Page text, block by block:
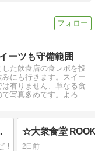
ーツも守備範囲
た飲食店の食レポを投
にも行きます。スイー
有りません、単なる食
写真多めです。よろし
東町)
2日前